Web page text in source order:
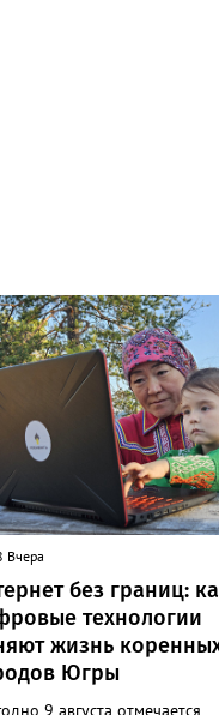
Вчера
без границ:
технологии
жизнь
Югры
9 августа отмечается